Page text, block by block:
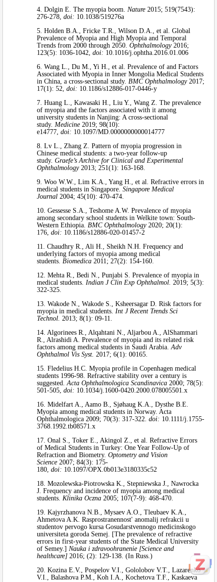
4. Dolgin E. The myopia boom. Nature 2015; 519(7543):
276-278, doi: 10.1038/519276a
5. Holden B.A., Fricke T.R., Wilson D.A., et al. Global
Prevalence of Myopia and High Myopia and Temporal
Trends from 2000 through 2050. Ophthalmology2016;
123(5): 1036-1042, doi: 10.1016/j.ophtha.2016.01.006
6. Wang L., Du M., Yi H., et al. Prevalence of and Factors
Associated with Myopia in Inner Mongolia Medical Students
in China, a cross-sectional study. BMC Ophthalmology2017;
17(1): 52, doi: 10.1186/s12886-017-0446-y
7. Huang L., Kawasaki H., Liu Y., Wang Z. The prevalence
of myopia and the factors associated with it among
university students in Nanjing: A cross-sectional
study. Medicine 2019; 98(10):
e14777, doi: 10.1097/MD.0000000000014777
8. Lv L., Zhang Z. Pattern of myopia progression in
Chinese medical students: a two-year follow-up
study. Graefe’s Archive for Clinical and Experimental
Ophthalmology2013; 251(1): 163-168.
9. Woo W.W., Lim K.A., Yang H., et al. Refractive errors in
medical students in Singapore. Singapore Medical
Journal 2004; 45(10): 470-474.
10. Gessesse S.A., Teshome A.W. Prevalence of myopia
among secondary school students in Welkite town: South-
Western Ethiopia. BMC Ophthalmology2020; 20(1):
176, doi: 10.1186/s12886-020-01457-2
11. Chaudhry R., Ali H., Sheikh N.H. Frequency and
underlying factors of myopia among medical
students. Biomedica 2011; 27(2): 154-160.
12. Mehta R., Bedi N., Punjabi S. Prevalence of myopia in
medical students. Indian J Clin Exp Ophthalmol. 2019; 5(3):
322-325.
13. Wakode N., Wakode S., Ksheersagar D. Risk factors for
myopia in medical students. Int J Recent Trends Sci
Technol. 2013; 8(1): 09-11.
14. Algorinees R., Alqahtani N., Aljarbou A., AlShammari
R., Alrashidi A. Prevalence of myopia and its related risk
factors among medical students in Saudi Arabia.Adv
Ophthalmol Vis Syst. 2017; 6(1): 00165.
15. Fledelius H.C. Myopia profile in Copenhagen medical
students 1996-98. Refractive stability over a century is
suggested.Acta Ophthalmologica Scandinavica 2000; 78(5):
501-505, doi: 10.1034/j.1600-0420.2000.078005501.x
16. Midelfart A., Aamo B., Sjøhaug K.A., Dysthe B.E.
Myopia among medical students in Norway. Acta
Ophthalmologica 2009; 70(3): 317-322. doi: 10.1111/j.1755-
3768.1992.tb08571.x
17. Onal S., Toker E., Akingol Z., et al. Refractive Errors
of Medical Students in Turkey: One Year Follow-Up of
Refraction and Biometry. Optometry and Vision
Science 2007; 84(3): 175-
180, doi: 10.1097/OPX.0b013e3180335c52
18. Mozolewska-Piotrowska K., Stepniewska J., Nawrocka
J. Frequency and incidence of myopia among medical
students. Klinika Oczna 2005; 107(7-9): 468-470.
19. Kajyrzhanova N.B., Mysaev A.O., Tleubaev K.A.,
Ahmetova A.K. Rasprostranennost' anomalij refrakcii u
studentov pervogo kursa Gosudarstvennogo medicinskogo
universiteta goroda Semej. [The prevalence of refractive
errors in first-year students of the State Medical University
of Semey.] Nauka i zdravoohranenie [Science and
healthcare] 2016; (2): 129-138. (In Russ.)
20. Kozina E.V., Pospelov V.I., Gololobov V.T., Lazarenko
V.I., Balashova P.M., Koh I.A., Kochetova T.F., Kaskaeva